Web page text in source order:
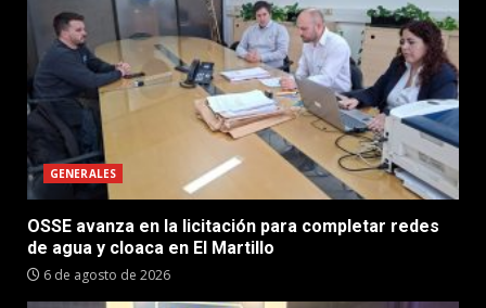
GENERALES
OSSE avanza en la licitación para completar redes
de agua y cloaca en El Martillo
6 de agosto de 2026